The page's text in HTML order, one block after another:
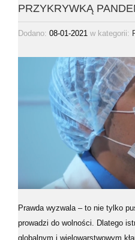
PRZYKRYWKĄ
Dodano: 08-01-2021w kategorii:
Prawda wyzwala – to nie tylko
prowadzi do wolności. Dlatego
globalnym i wielowarstwowym